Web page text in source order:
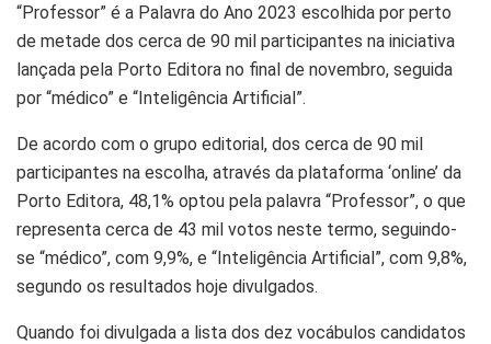
“Professor” é a Palavra do Ano 2023 escolhida por perto
de metade dos cerca de 90 mil participantes na iniciativa
lançada pela Porto Editora no final de novembro, seguida
por “médico” e “Inteligência Artificial”.
De acordo com o grupo editorial, dos cerca de 90 mil
participantes na escolha, através da plataforma ‘online’ da
Porto Editora, 48,1% optou pela palavra “Professor”, o que
representa cerca de 43 mil votos neste termo, seguindo-
se “médico”, com 9,9%, e “Inteligência Artificial”, com 9,8%,
segundo os resultados hoje divulgados.
Quando foi divulgada a lista dos dez vocábulos candidatos